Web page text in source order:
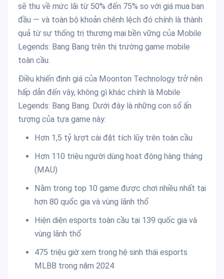
sẽ thu về mức lãi từ 50% đến 75% so với giá mua ban
đầu — và toàn bộ khoản chênh lệch đó chính là thành
quả từ sự thống trị thương mại bền vững của Mobile
Legends: Bang Bang trên thị trường game mobile
toàn cầu.
Điều khiến định giá của Moonton Technology trở nên
hấp dẫn đến vậy, không gì khác chính là Mobile
Legends: Bang Bang. Dưới đây là những con số ấn
tượng của tựa game này:
Hơn 1,5 tỷ lượt cài đặt tích lũy trên toàn cầu
Hơn 110 triệu người dùng hoạt động hàng tháng
(MAU)
Nằm trong top 10 game được chơi nhiều nhất tại
hơn 80 quốc gia và vùng lãnh thổ
Hiện diện esports toàn cầu tại 139 quốc gia và
vùng lãnh thổ
475 triệu giờ xem trong hệ sinh thái esports
MLBB trong năm 2024